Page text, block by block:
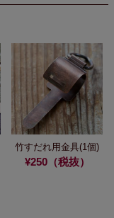
竹すだれ用金具(1個)
¥250（税抜）